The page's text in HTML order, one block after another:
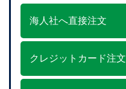
海人社へ直接注文
クレジットカード注文